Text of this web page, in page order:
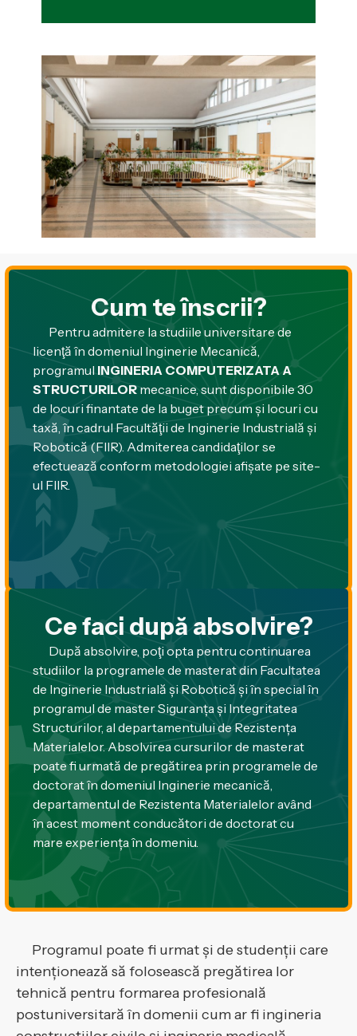
Cum te înscrii?
Pentru admitere la studiile universitare de
licenţă în domeniul Inginerie Mecanică,
programulINGINERIA COMPUTERIZATA A
STRUCTURILORmecanice, sunt disponibile 30
de locuri finantate de la buget precum şi locuri cu
taxă, în cadrul Facultăţii de Inginerie Industrială şi
Robotică (FIIR). Admiterea candidaţilor se
efectuează conform metodologiei afişate pe site-
ul FIIR.
Ce faci după absolvire?
După absolvire, poţi opta pentru continuarea
studiilor la programele de masterat din Facultatea
de Inginerie Industrială și Robotică și în special în
programul de master Siguranța şi Integritatea
Structurilor, al departamentului de Rezistența
Materialelor. Absolvirea cursurilor de masterat
poate fi urmată de pregătirea prin programele de
doctorat în domeniul Inginerie mecanică,
departamentul de Rezistenta Materialelor având
în acest moment conducători de doctorat cu
mare experiența în domeniu.
Programul poate fi urmat și de studenții care
intenționează să folosească pregătirea lor
tehnică pentru formarea profesională
postuniversitară în domenii cum ar fi ingineria